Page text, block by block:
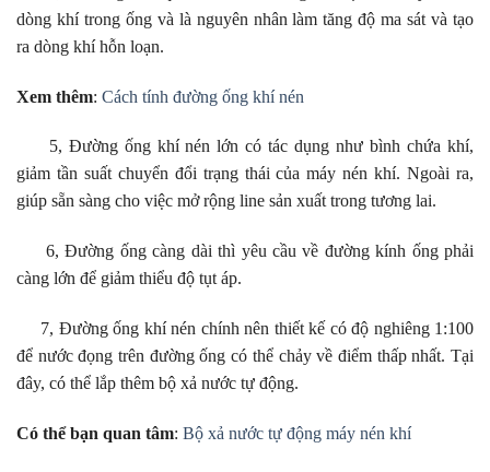
dòng khí trong ống và là nguyên nhân làm tăng độ ma sát và tạo
ra dòng khí hỗn loạn.
Xem thêm: Cách tính đường ống khí nén
5, Đường ống khí nén lớn có tác dụng như bình chứa khí,
giảm tần suất chuyển đổi trạng thái của máy nén khí. Ngoài ra,
giúp sẵn sàng cho việc mở rộng line sản xuất trong tương lai.
6, Đường ống càng dài thì yêu cầu về đường kính ống phải
càng lớn để giảm thiểu độ tụt áp.
7, Đường ống khí nén chính nên thiết kế có độ nghiêng 1:100
để nước đọng trên đường ống có thể chảy về điểm thấp nhất. Tại
đây, có thể lắp thêm bộ xả nước tự động.
Có thể bạn quan tâm: Bộ xả nước tự động máy nén khí